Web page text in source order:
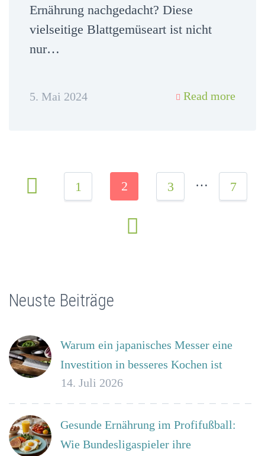
Ernährung nachgedacht? Diese
vielseitige Blattgemüseart ist nicht
nur…
5. Mai 2024 Read more
1 2 3 … 7
Neuste Beiträge
Warum ein japanisches Messer eine
Investition in besseres Kochen ist
14. Juli 2026
Gesunde Ernährung im Profifußball:
Wie Bundesligaspieler ihre